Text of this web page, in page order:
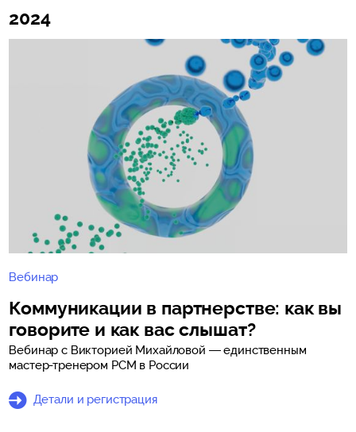
2024
Вебинар
Коммуникации в партнерстве: как вы
говорите и как вас слышат?
Вебинар с Викторией Михайловой — единственным
мастер-тренером PCM в России
Детали и регистрация